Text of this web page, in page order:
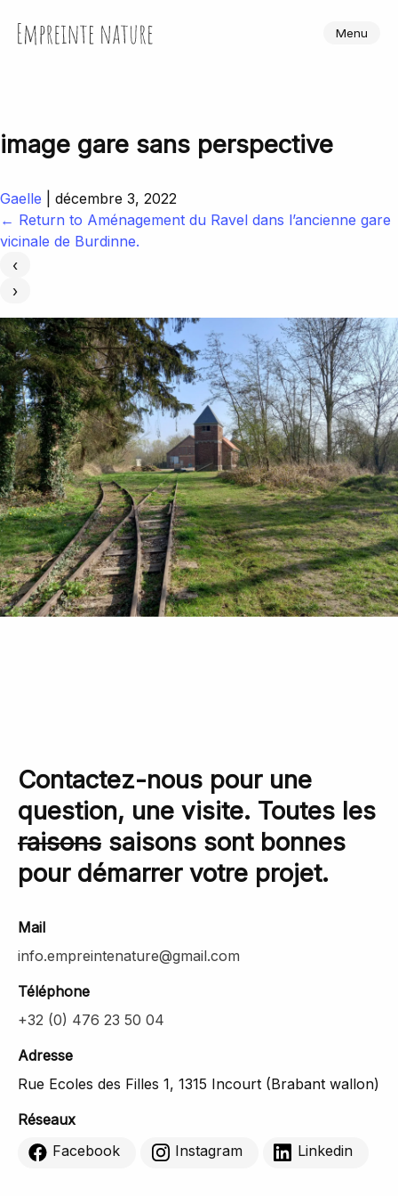
Empreinte Nature Menu
image gare sans perspective
Gaelle
décembre 3, 2022
← Return to Aménagement du Ravel dans l’ancienne gare
vicinale de Burdinne.
‹
›
Contactez-nous pour une
question, une visite. Toutes les
raisons saisons sont bonnes
pour démarrer votre projet.
Mail
info.empreintenature@gmail.com
Téléphone
+32 (0) 476 23 50 04
Adresse
Rue Ecoles des Filles 1, 1315 Incourt (Brabant wallon)
Réseaux
Facebook
Instagram Linkedin